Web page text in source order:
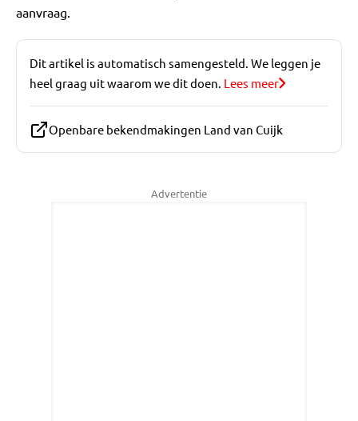
aanvraag.
Dit artikel is automatisch samengesteld. We leggen je
heel graag uit waarom we dit doen. Lees meer
Openbare bekendmakingen Land van Cuijk
Advertentie